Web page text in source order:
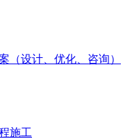
（设计、优化、咨询）
施工